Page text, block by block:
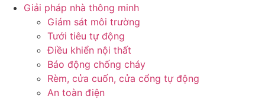
Giải pháp nhà thông minh
Giám sát môi trường
Tưới tiêu tự động
Điều khiển nội thất
Báo động chống cháy
Rèm, cửa cuốn, cửa cổng tự động
An toàn điện